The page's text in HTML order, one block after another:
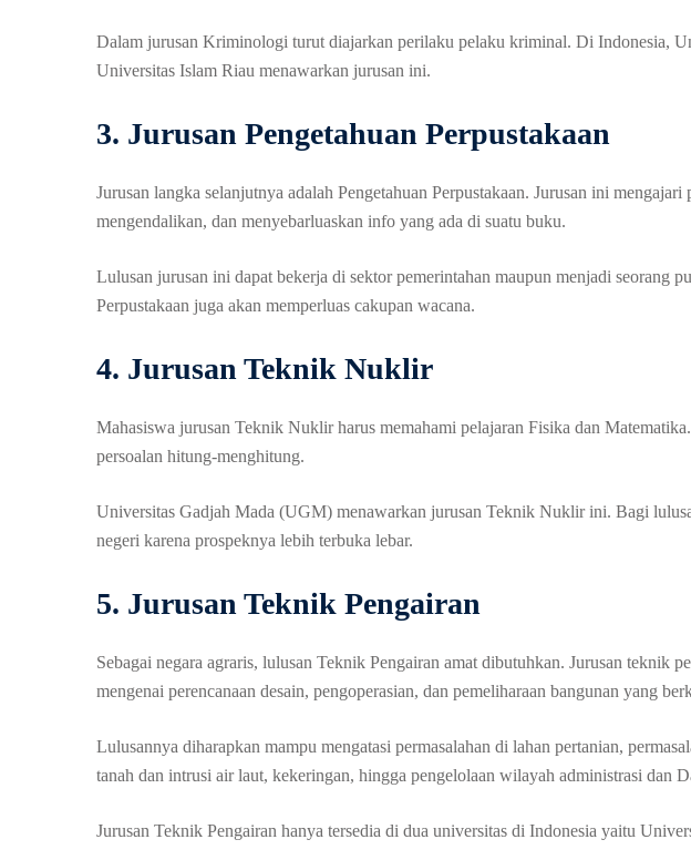
Dalam jurusan Kriminologi turut diajarkan perilaku pelaku kriminal. Di Indonesia,
Universitas Islam Riau menawarkan jurusan ini.
3. Jurusan Pengetahuan Perpustakaan
Jurusan langka selanjutnya adalah Pengetahuan Perpustakaan. Jurusan ini
mengendalikan, dan menyebarluaskan info yang ada di suatu buku.
Lulusan jurusan ini dapat bekerja di sektor pemerintahan maupun menjadi seorang
Perpustakaan juga akan memperluas cakupan wacana.
4. Jurusan Teknik Nuklir
Mahasiswa jurusan Teknik Nuklir harus memahami pelajaran Fisika dan
persoalan hitung-menghitung.
Universitas Gadjah Mada (UGM) menawarkan jurusan Teknik Nuklir ini. Bagi
negeri karena prospeknya lebih terbuka lebar.
5. Jurusan Teknik Pengairan
Sebagai negara agraris, lulusan Teknik Pengairan amat dibutuhkan. Jurusan teknik
mengenai perencanaan desain, pengoperasian, dan pemeliharaan bangunan yang
Lulusannya diharapkan mampu mengatasi permasalahan di lahan pertanian,
tanah dan intrusi air laut, kekeringan, hingga pengelolaan wilayah administrasi dan
Jurusan Teknik Pengairan hanya tersedia di dua universitas di Indonesia yaitu